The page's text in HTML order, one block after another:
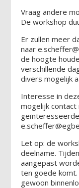
Vraag andere
De workshop
Er zullen meer
naar
de hoogte
verschillende
divers mogelijk
Interesse in
mogelijk
Let op: de
deelname.
aangepast
ten goede komt.
gewoon